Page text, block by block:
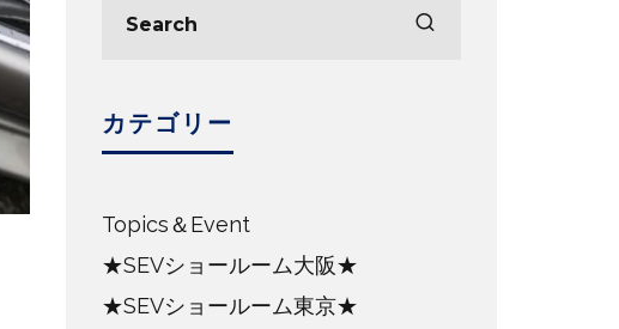
カテゴリー
Topics＆Event
★SEVショールーム大阪★
★SEVショールーム東京★